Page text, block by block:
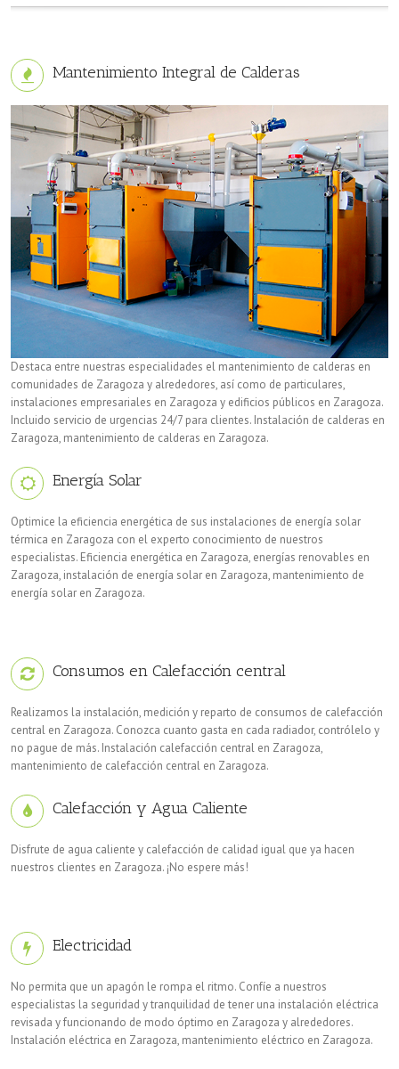
Mantenimiento Integral de Calderas
Destaca entre nuestras especialidades el mantenimiento de calderas en
comunidades de Zaragoza y alrededores, así como de particulares,
instalaciones empresariales en Zaragoza y edificios públicos en Zaragoza.
Incluido servicio de urgencias 24/7 para clientes. Instalación de calderas en
Zaragoza, mantenimiento de calderas en Zaragoza.
Energía Solar
Optimice la eficiencia energética de sus instalaciones de energía solar
térmica en Zaragoza con el experto conocimiento de nuestros
especialistas. Eficiencia energética en Zaragoza, energías renovables en
Zaragoza, instalación de energía solar en Zaragoza, mantenimiento de
energía solar en Zaragoza.
Consumos en Calefacción central
Realizamos la instalación, medición y reparto de consumos de calefacción
central en Zaragoza. Conozca cuanto gasta en cada radiador, contrólelo y
no pague de más. Instalación calefacción central en Zaragoza,
mantenimiento de calefacción central en Zaragoza.
Calefacción y Agua Caliente
Disfrute de agua caliente y calefacción de calidad igual que ya hacen
nuestros clientes en Zaragoza. ¡No espere más!
Electricidad
No permita que un apagón le rompa el ritmo. Confíe a nuestros
especialistas la seguridad y tranquilidad de tener una instalación eléctrica
revisada y funcionando de modo óptimo en Zaragoza y alrededores.
Instalación eléctrica en Zaragoza, mantenimiento eléctrico en Zaragoza.